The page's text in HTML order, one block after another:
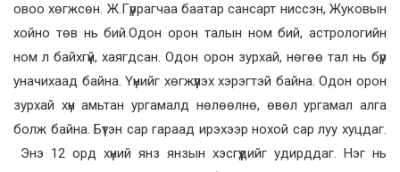
овоо хөгжсөн. Ж.Гүррагчаа баатар сансарт ниссэн, Жуковын
хойно төв нь бий.Одон орон талын ном бий, астрологийн
ном л байхгүй, хаягдсан. Одон орон зурхай, нөгөө тал нь бүр
уначихаад байна. Үүнийг хөгжүүлэх хэрэгтэй байна. Одон орон
зурхай хүн амьтан ургамалд нөлөөлнө, өвөл ургамал алга
болж байна. Бүтэн сар гараад ирэхээр нохой сар луу хуцдаг.
Энэ 12 орд хүний янз янзын хэсгүүдийг удирддаг. Нэг нь